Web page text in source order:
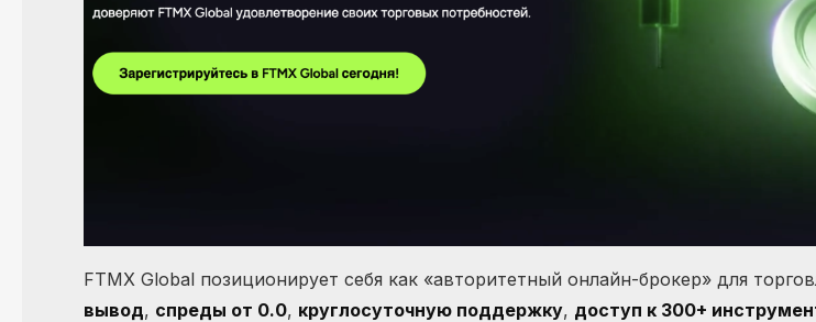
FTMX Global позиционирует себя как «авторитетный онлайн-брокер» для
вывод, спреды от 0.0, круглосуточную поддержку, доступ к 300+